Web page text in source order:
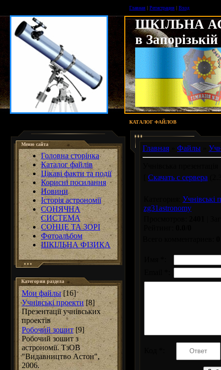
Главная | Регистрация | Вход
ШКІЛЬНА
в
КАТАЛОГ ФАЙЛОВ
Меню сайта
Головна сторінка
Каталог файлів
Цікаві факти та події
Корисні посилання
Новини
Історія астрономії
СОНЯЧНА
СИСТЕМА
СОНЦЕ ТА ЗОРІ
Фотоальбом
ШКІЛЬНА ФІЗИКА
Категории раздела
Мои файлы [16]
Учнівські проекти [8]
Презентації учнівських
проектів
Робочий зошит [9]
Робочий зошит з
астрономії. ТзОВ
"Видавництво Астон",
2006.
Главная Файлы
Скачать с сервера
Учнівські
zg31astronomy